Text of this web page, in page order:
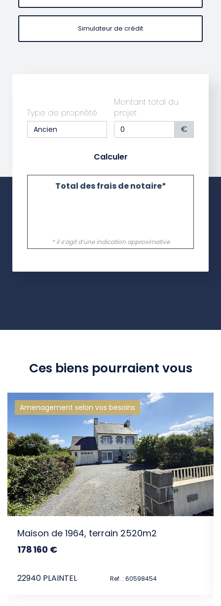
Simulateur de crédit
Ces biens pourraient vous
intéresser
Amenagement selon vos besoins
Maison de 1964, terrain 2520m2
178 160 €
22940 PLAINTEL Ref. : 60598454